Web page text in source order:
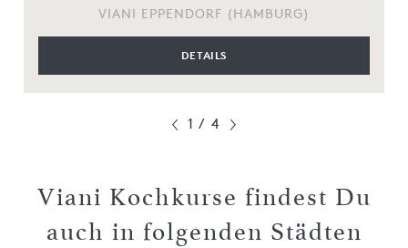
VIANI EPPENDORF (HAMBURG)
DETAILS
1 / 4
Viani Kochkurse findest Du
auch in folgenden Städten